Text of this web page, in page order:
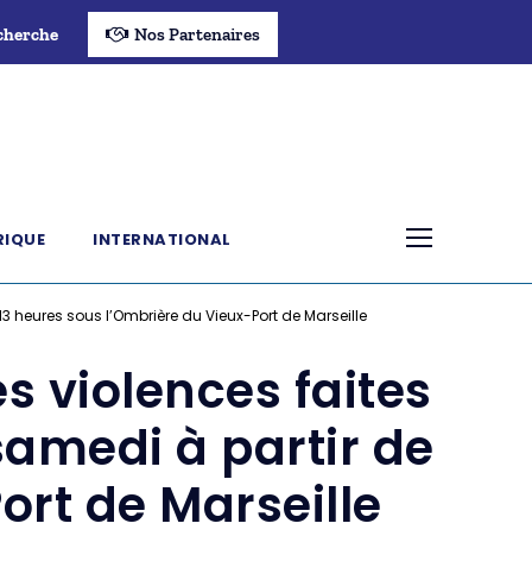
Nos Partenaires
INTERNATIONAL
sous l’Ombrière du Vieux-Port de Marseille
violences faites
à partir de
de Marseille